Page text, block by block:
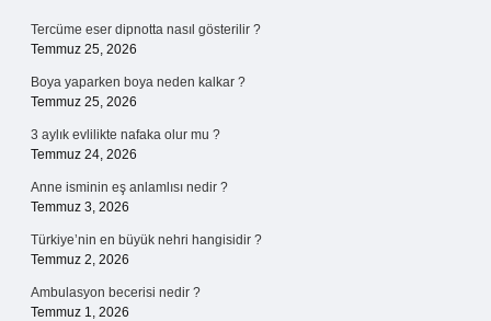
Tercüme eser dipnotta nasıl gösterilir ?
Temmuz 25, 2026
Boya yaparken boya neden kalkar ?
Temmuz 25, 2026
3 aylık evlilikte nafaka olur mu ?
Temmuz 24, 2026
Anne isminin eş anlamlısı nedir ?
Temmuz 3, 2026
Türkiye’nin en büyük nehri hangisidir ?
Temmuz 2, 2026
Ambulasyon becerisi nedir ?
Temmuz 1, 2026